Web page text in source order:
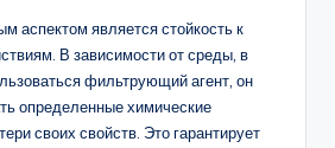
аспектом является стойкость к
В зависимости от среды, в
фильтрующий агент, он
определенные химические
своих свойств. Это гарантирует